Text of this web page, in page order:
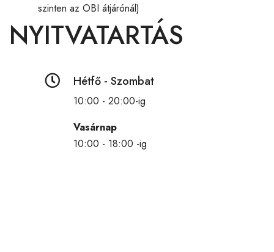
szinten az OBI átjárónál)
NYITVATARTÁS
 Hétfő - Szombat
10:00 - 20:00-ig
Vasárnap
10:00 - 18:00 -ig